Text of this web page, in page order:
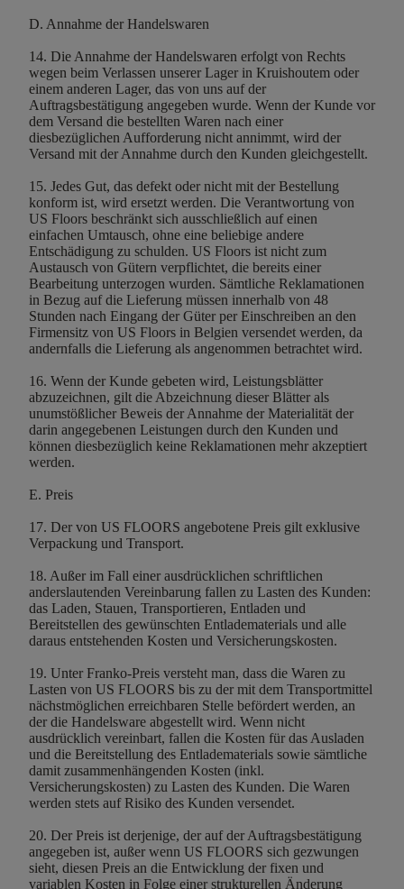
D. Annahme der Handelswaren
14. Die Annahme der Handelswaren erfolgt von Rechts
wegen beim Verlassen unserer Lager in Kruishoutem oder
einem anderen Lager, das von uns auf der
Auftragsbestätigung angegeben wurde. Wenn der Kunde vor
dem Versand die bestellten Waren nach einer
diesbezüglichen Aufforderung nicht annimmt, wird der
Versand mit der Annahme durch den Kunden gleichgestellt.
15. Jedes Gut, das defekt oder nicht mit der Bestellung
konform ist, wird ersetzt werden. Die Verantwortung von
US Floors beschränkt sich ausschließlich auf einen
einfachen Umtausch, ohne eine beliebige andere
Entschädigung zu schulden. US Floors ist nicht zum
Austausch von Gütern verpflichtet, die bereits einer
Bearbeitung unterzogen wurden. Sämtliche Reklamationen
in Bezug auf die Lieferung müssen innerhalb von 48
Stunden nach Eingang der Güter per Einschreiben an den
Firmensitz von US Floors in Belgien versendet werden, da
andernfalls die Lieferung als angenommen betrachtet wird.
16. Wenn der Kunde gebeten wird, Leistungsblätter
abzuzeichnen, gilt die Abzeichnung dieser Blätter als
unumstößlicher Beweis der Annahme der Materialität der
darin angegebenen Leistungen durch den Kunden und
können diesbezüglich keine Reklamationen mehr akzeptiert
werden.
E. Preis
17. Der von US FLOORS angebotene Preis gilt exklusive
Verpackung und Transport.
18. Außer im Fall einer ausdrücklichen schriftlichen
anderslautenden Vereinbarung fallen zu Lasten des Kunden:
das Laden, Stauen, Transportieren, Entladen und
Bereitstellen des gewünschten Entladematerials und alle
daraus entstehenden Kosten und Versicherungskosten.
19. Unter Franko-Preis versteht man, dass die Waren zu
Lasten von US FLOORS bis zu der mit dem Transportmittel
nächstmöglichen erreichbaren Stelle befördert werden, an
der die Handelsware abgestellt wird. Wenn nicht
ausdrücklich vereinbart, fallen die Kosten für das Ausladen
und die Bereitstellung des Entladematerials sowie sämtliche
damit zusammenhängenden Kosten (inkl.
Versicherungskosten) zu Lasten des Kunden. Die Waren
werden stets auf Risiko des Kunden versendet.
20. Der Preis ist derjenige, der auf der Auftragsbestätigung
angegeben ist, außer wenn US FLOORS sich gezwungen
sieht, diesen Preis an die Entwicklung der fixen und
variablen Kosten in Folge einer strukturellen Änderung